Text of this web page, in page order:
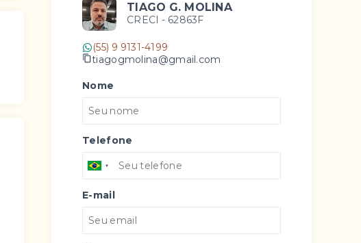
TIAGO G. MOLINA
CRECI - 62863F
(55) 9 9131-4199
tiagogmolina@gmail.com
Nome
Telefone
E-mail